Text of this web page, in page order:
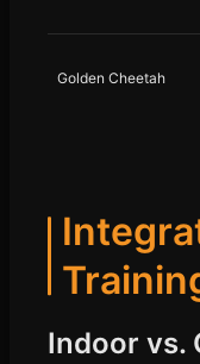
Golden Cheetah
Indoor vs.